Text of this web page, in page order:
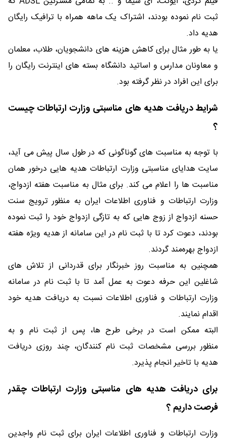
ثبت نام نموده بودند، اشتراک یک ماهه همراه با ترافیک رایگان
هدیه داد.
یا به طور مثال برای کاهش هزینه های دانشجویان، طلاب، معلمان
و معاونان مدارس و اساتید دانشگاه بسته های اینترنت رایگان را
برای این افراد در نظر گرفته بود.
شرایط دریافت هدیه های مناسبتی وزارت ارتباطات چیست
؟
با توجه به مناسبت های گوناگونی که در طول سال پیش می آید،
سایت هدایای مناسبتی وزارت ارتباطات هدیه هایی درخور همان
مناسبت ها را اعلام می کند. برای مثال به مناسبت هفته ازدواج،
وزارت ارتباطات و فناوری اطلاعات ایران به منظور ترویج سنت
حسنه ازدواج از زوج هایی که به تازگی ازدواج خود را ثبت نموده
بودند، دعوت کرد تا با ثبت نام در این سامانه از هدیه ویژه هفته
ازدواج بهره‌مند گردند.
همچنین به مناسبت روز خبرنگار برای قدردانی از تلاش های
شاغلین این حرفه دعوت به عمل آمد تا با ثبت نام در سامانه
وزارت ارتباطات و فناوری اطلاعات نسبت به دریافت هدیه خود
اقدام نمایند.
البته ممکن است در برخی طرح ها، پس از ثبت نام و به
منظور بررسی مشخصات ثبت نام کنندگان، چند روزی دریافت
هدیه با تاخیر انجام پذیرد.
برای دریافت هدیه های مناسبتی وزارت ارتباطات چقدر
فرصت داریم ؟
وزارت ارتباطات و فناوری اطلاعات ایران برای ثبت نام واجدین